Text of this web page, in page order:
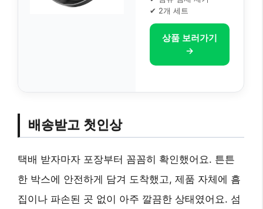
✔ 2개 세트
상품 보러가기
→
배송받고 첫인상
택배 받자마자 포장부터 꼼꼼히 확인했어요. 튼튼
한 박스에 안전하게 담겨 도착했고, 제품 자체에 흠
집이나 파손된 곳 없이 아주 깔끔한 상태였어요. 섬